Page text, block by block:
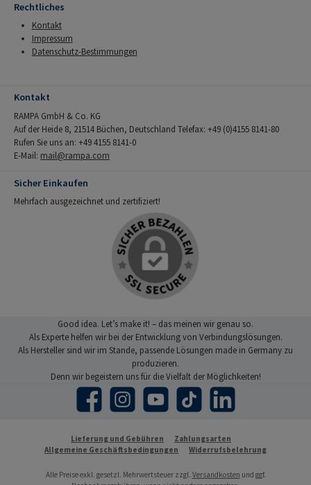
Rechtliches
Kontakt
Impressum
Datenschutz-Bestimmungen
Kontakt
RAMPA GmbH & Co. KG
Auf der Heide 8, 21514 Büchen, Deutschland Telefax: +49 (0)4155 8141-80
Rufen Sie uns an: +49 4155 8141-0
E-Mail: mail@rampa.com
Sicher Einkaufen
Mehrfach ausgezeichnet und zertifiziert!
Good idea. Let’s make it! – das meinen wir genau so.
Als Experte helfen wir bei der Entwicklung von Verbindungslösungen.
Als Hersteller sind wir im Stande, passende Lösungen made in Germany zu
produzieren.
Denn wir begeistern uns für die Vielfalt der Möglichkeiten!
Facebook Instagram YouTube TikTok LinkedIn
Lieferung und Gebühren
Zahlungsarten
Allgemeine Geschäftsbedingungen
Widerrufsbelehrung
Alle Preise exkl. gesetzl. Mehrwertsteuer zzgl. Versandkosten und ggf.